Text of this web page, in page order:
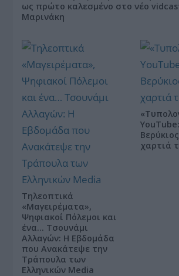
ως πρώτο καλεσμένο στο νέο
Μαρινάκη
Τηλεοπτικά
«Μαγειρέματα»,
Ψηφιακοί Πόλεμοι και
ένα… Τσουνάμι
Αλλαγών: Η Εβδομάδα
που Ανακάτεψε την
Τράπουλα των
Ελληνικών Media
χαρτιά